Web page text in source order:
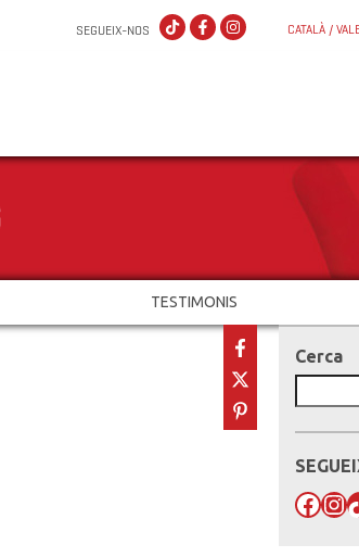
CATALÀ /
SEGUEIX-NOS
TESTIMONIS
Cerca